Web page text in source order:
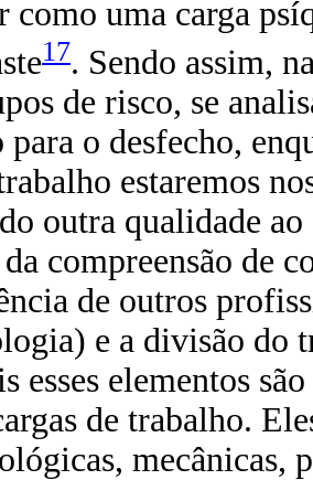
como uma carga
17. Sendo assim,
de risco, se
o desfecho,
estaremos
outra qualidade
compreensão de
de outros
e a divisão do
esses elementos
de trabalho.
mecânicas,